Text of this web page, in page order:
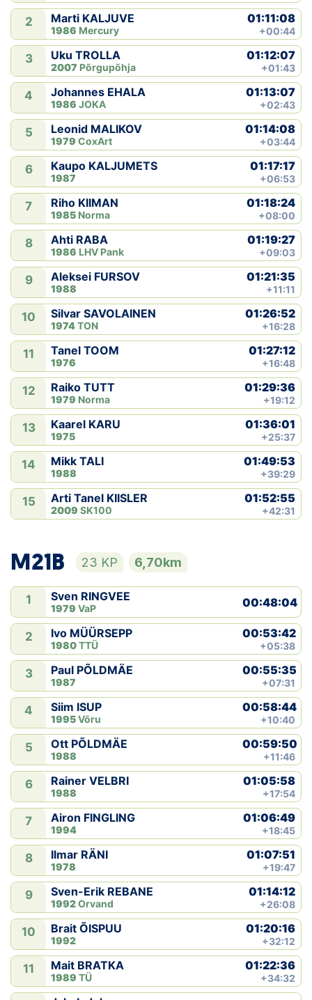
2 Marti KALJUVE
1986 Mercury
01:11:08
+00:44
3 Uku TROLLA
2007 Põrgupõhja
01:12:07
+01:43
4 Johannes EHALA
1986 JOKA
01:13:07
+02:43
5 Leonid MALIKOV
1979 CoxArt
01:14:08
+03:44
6 Kaupo KALJUMETS
1987
01:17:17
+06:53
7 Riho KIIMAN
1985 Norma
01:18:24
+08:00
8 Ahti RABA
1986 LHV Pank
01:19:27
+09:03
9 Aleksei FURSOV
1988
01:21:35
+11:11
10 Silvar SAVOLAINEN
1974TON
01:26:52
+16:28
11 Tanel TOOM
1976
01:27:12
+16:48
12 Raiko TUTT
1979 Norma
01:29:36
+19:12
13 Kaarel KARU
1975
01:36:01
+25:37
14 Mikk TALI
1988
01:49:53
+39:29
15 Arti Tanel KIISLER
2009 SK100
01:52:55
+42:31
M21B 23 KP 6,70km
1 Sven RINGVEE
1979 VaP 00:48:04
2 Ivo MÜÜRSEPP
1980TTÜ
00:53:42
+05:38
3 Paul PÕLDMÄE
1987
00:55:35
+07:31
4 Siim ISUP
1995Võru
00:58:44
+10:40
5 Ott PÕLDMÄE
1988
00:59:50
+11:46
6 Rainer VELBRI
1988
01:05:58
+17:54
7 Airon FINGLING
1994
01:06:49
+18:45
8 Ilmar RÄNI
1978
01:07:51
+19:47
9 Sven-Erik REBANE
1992Orvand
01:14:12
+26:08
10 Brait ÕISPUU
1992
01:20:16
+32:12
11 Mait BRATKA
1989 TÜ
01:22:36
+34:32